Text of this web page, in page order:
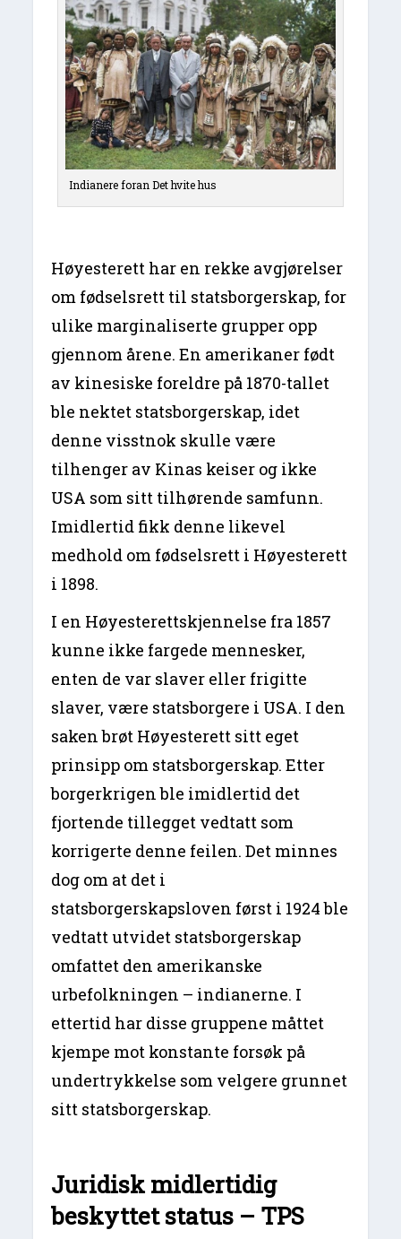
Indianere foran Det hvite hus
Høyesterett har en rekke avgjørelser
om fødselsrett til statsborgerskap, for
ulike marginaliserte grupper opp
gjennom årene. En amerikaner født
av kinesiske foreldre på 1870-tallet
ble nektet statsborgerskap, idet
denne visstnok skulle være
tilhenger av Kinas keiser og ikke
USA som sitt tilhørende samfunn.
Imidlertid fikk denne likevel
medhold om fødselsrett i Høyesterett
i 1898.
I en Høyesterettskjennelse fra 1857
kunne ikke fargede mennesker,
enten de var slaver eller frigitte
slaver, være statsborgere i USA. I den
saken brøt Høyesterett sitt eget
prinsipp om statsborgerskap. Etter
borgerkrigen ble imidlertid det
fjortende tillegget vedtatt som
korrigerte denne feilen. Det minnes
dog om at det i
statsborgerskapsloven først i 1924 ble
vedtatt utvidet statsborgerskap
omfattet den amerikanske
urbefolkningen – indianerne. I
ettertid har disse gruppene måttet
kjempe mot konstante forsøk på
undertrykkelse som velgere grunnet
sitt statsborgerskap.
Juridisk midlertidig
beskyttet status – TPS